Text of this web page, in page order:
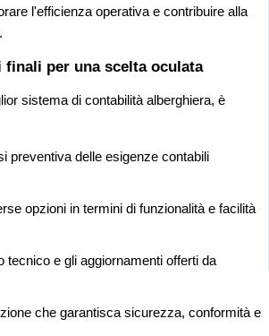
l'efficienza operativa e contribuire alla
finali per una scelta oculata
sistema di contabilità alberghiera, è
preventiva delle esigenze contabili
opzioni in termini di funzionalità e facilità
tecnico e gli aggiornamenti offerti da
che garantisca sicurezza, conformità e